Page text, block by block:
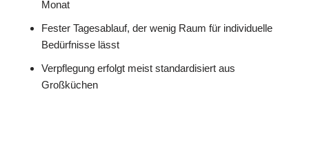
Monat
Fester Tagesablauf, der wenig Raum für individuelle
Bedürfnisse lässt
Verpflegung erfolgt meist standardisiert aus
Großküchen